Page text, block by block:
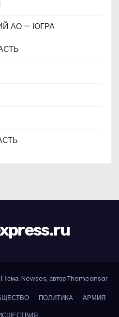
АО — ЮГРА
| Тема: Newses, авторThemeansar
ПОЛИТИКА
АРМИЯ